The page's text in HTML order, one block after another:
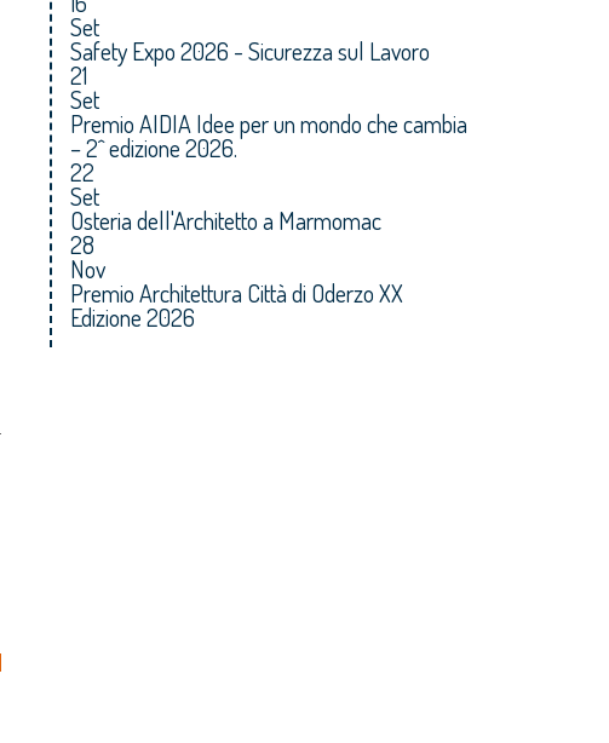
Set
Safety Expo 2026 - Sicurezza sul Lavoro
21
Set
Premio AIDIA Idee per un mondo che cambia
– 2^ edizione 2026.
22
Set
Osteria dell'Architetto a Marmomac
28
Nov
Premio Architettura Città di Oderzo XX
Edizione 2026